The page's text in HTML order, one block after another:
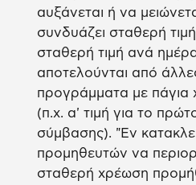
αυξάνεται ή να
συνδυάζει σταθερή
σταθερή τιμή ανά
αποτελούνται από
προγράμματα με πάγια
(π.χ. α' τιμή για το
σύμβασης). "Εν
προμηθευτών να
σταθερή χρέωση